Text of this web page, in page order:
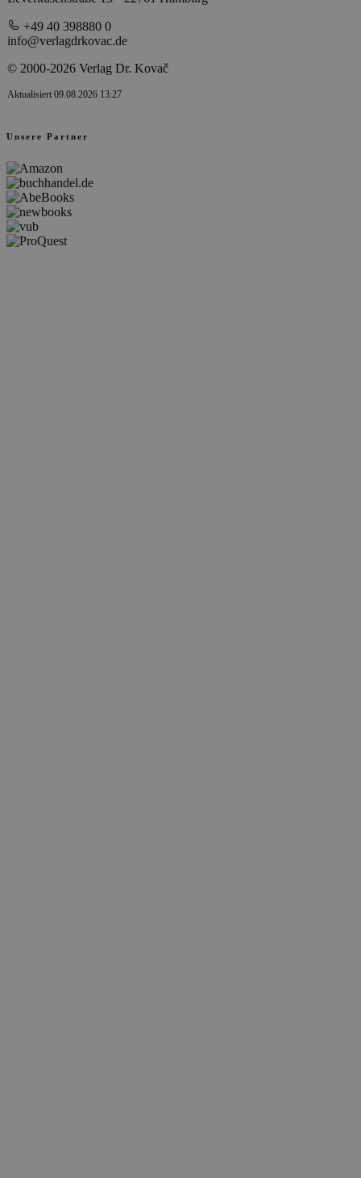
+49 40 398880 0
info@verlagdrkovac.de
© 2000-2026 Verlag Dr. Kovač
Aktualisiert 09.08.2026 13:27
Unsere Partner